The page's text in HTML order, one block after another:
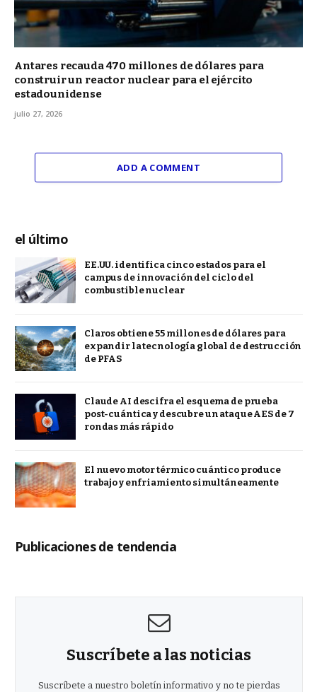
Antares recauda 470 millones de dólares para
construir un reactor nuclear para el ejército
estadounidense
julio 27, 2026
ADD A COMMENT
el último
EE.UU. identifica cinco estados para el
campus de innovación del ciclo del
combustible nuclear
Claros obtiene 55 millones de dólares para
expandir la tecnología global de destrucción
de PFAS
Claude AI descifra el esquema de prueba
post-cuántica y descubre un ataque AES de 7
rondas más rápido
El nuevo motor térmico cuántico produce
trabajo y enfriamiento simultáneamente
Publicaciones de tendencia
Suscríbete a las noticias
Suscríbete a nuestro boletín informativo y no te pierdas